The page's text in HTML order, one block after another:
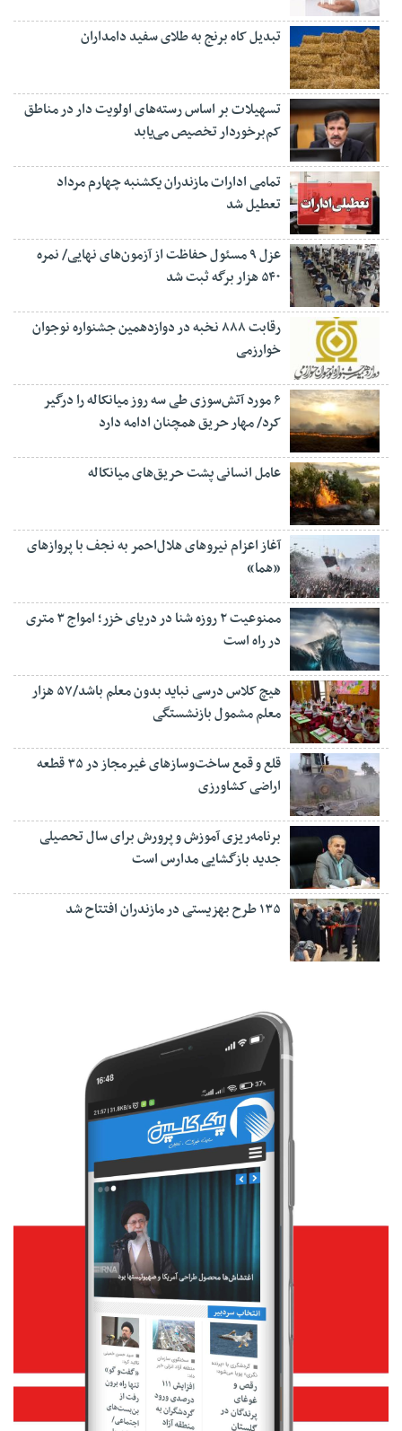
تبدیل کاه برنج به طلای سفید دامداران
تسهیلات بر اساس رسته‌های اولویت دار در مناطق
کم‌برخوردار تخصیص می‌یابد
تمامی ادارات مازندران یکشنبه چهارم مرداد
تعطیل شد
عزل ۹ مسئول حفاظت از آزمون‌های نهایی/ نمره
۵۴۰ هزار برگه ثبت شد
رقابت ۸۸۸ نخبه در دوازدهمین جشنواره نوجوان
خوارزمی
۶ مورد آتش‌سوزی طی سه روز میانکاله را درگیر
کرد/ مهار حریق همچنان ادامه دارد
عامل انسانی پشت حریق‌های میانکاله
آغاز اعزام نیروهای هلال‌احمر به نجف با پروازهای
«هما»
ممنوعیت ۲ روزه شنا در دریای خزر؛ امواج ۳ متری
در راه است
هیچ کلاس درسی نباید بدون معلم باشد/۵۷ هزار
معلم مشمول بازنشستگی
قلع و قمع ساخت‌وسازهای غیرمجاز در ۳۵ قطعه
اراضی کشاورزی
برنامه‌ریزی آموزش و پرورش برای سال تحصیلی
جدید بازگشایی مدارس است
۱۳۵ طرح بهزیستی در مازندران افتتاح شد